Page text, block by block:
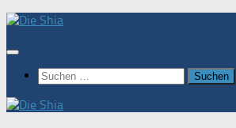
Zum
springen
Suchen
nach: